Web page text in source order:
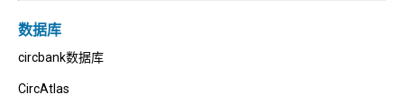
数据库
circbank数据库
CircAtlas